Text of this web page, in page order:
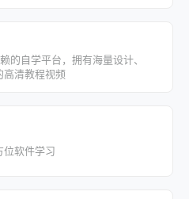
的自学平台，拥有海量设计、
高清教程视频
位软件学习